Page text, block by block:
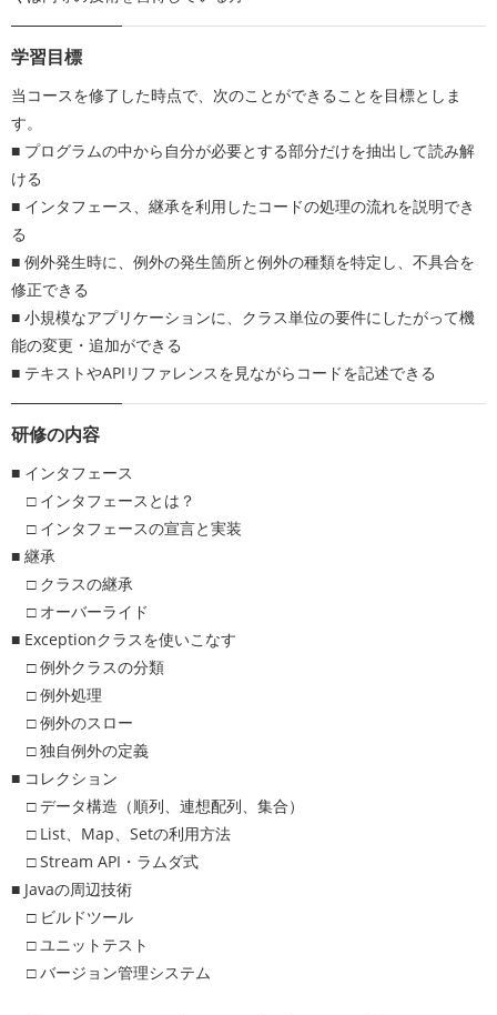
学習目標
当コースを修了した時点で、次のことができることを目標としま
す。
■ プログラムの中から自分が必要とする部分だけを抽出して読み解
ける
■ インタフェース、継承を利用したコードの処理の流れを説明でき
る
■ 例外発生時に、例外の発生箇所と例外の種類を特定し、不具合を
修正できる
■ 小規模なアプリケーションに、クラス単位の要件にしたがって機
能の変更・追加ができる
■ テキストやAPIリファレンスを見ながらコードを記述できる
研修の内容
■ インタフェース
□ インタフェースとは？
□ インタフェースの宣言と実装
■ 継承
□ クラスの継承
□ オーバーライド
■ Exceptionクラスを使いこなす
□ 例外クラスの分類
□ 例外処理
□ 例外のスロー
□ 独自例外の定義
■ コレクション
□ データ構造（順列、連想配列、集合）
□ List、Map、Setの利用方法
□ Stream API・ラムダ式
■ Javaの周辺技術
□ ビルドツール
□ ユニットテスト
□ バージョン管理システム